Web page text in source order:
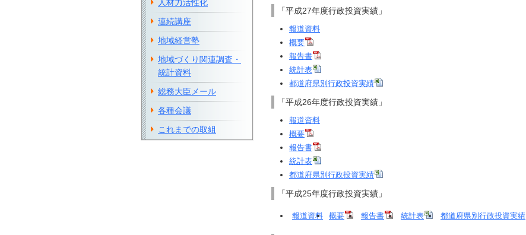
「平成27年度行政投資実績」
報道資料
概要
報告書
統計表
都道府県別行政投資実績
「平成26年度行政投資実績」
報道資料
概要
報告書
統計表
都道府県別行政投資実績
「平成25年度行政投資実績」
報道資料 概要 報告書 統計表 都道府県別行政投資実績
人材力活性化
連続講座
地域経営塾
地域づくり関連調査・
統計資料
総務大臣メール
各種会議
これまでの取組